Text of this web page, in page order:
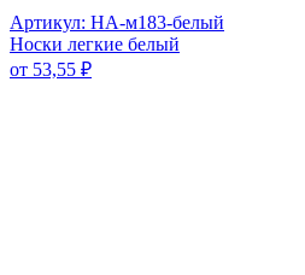
Артикул: НА-м183-белый
Носки легкие белый
от 53,55 ₽